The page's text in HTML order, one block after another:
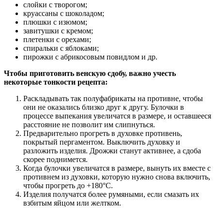
слойки с творогом;
круассаны с шоколадом;
плюшки с изюмом;
завитушки с кремом;
плетенки с орехами;
спиральки с яблоками;
пирожки с абрикосовым повидлом и др.
Чтобы приготовить венскую сдобу, важно учесть
некоторые тонкости рецепта:
Раскладывать так полуфабрикаты на противне, чтобы
они не оказались близко друг к другу. Булочки в
процессе выпекания увеличатся в размере, и оставшееся
расстояние не позволит им слипнуться.
Предварительно прогреть в духовке противень,
покрытый пергаментом. Выключить духовку и
разложить изделия. Дрожжи станут активнее, а сдоба
скорее поднимется.
Когда булочки увеличатся в размере, вынуть их вместе с
противнем из духовки, которую нужно снова включить,
чтобы прогреть до +180°C.
Изделия получатся более румяными, если смазать их
взбитым яйцом или желтком.